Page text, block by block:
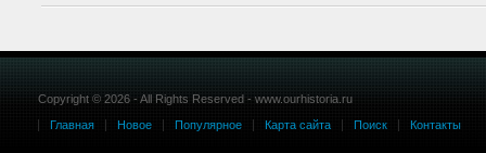
Copyright © 2026 - All Rights Reserved - www.ourhistoria.ru
Главная
Новое Популярное Карта сайта Поиск Контакты